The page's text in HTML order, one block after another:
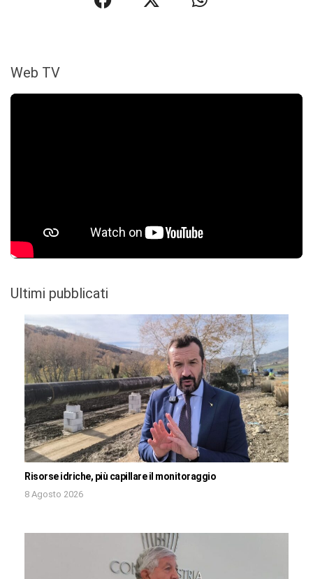
Web TV
Ultimi pubblicati
Risorse idriche, più capillare il monitoraggio
8 Agosto 2026